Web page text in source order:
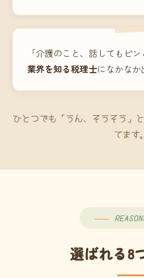
「介護のこと、話してもピン
業界を知る税理士になかなか
ひとつでも「うん、そうそう」
てます。
選ばれる8